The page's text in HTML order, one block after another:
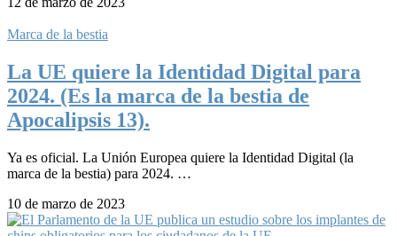
Marca de la bestia
La UE quiere la Identidad Digital para
2024. (Es la marca de la bestia de
Apocalipsis 13).
Ya es oficial. La Unión Europea quiere la Identidad Digital (la
marca de la bestia) para 2024. …
10 de marzo de 2023